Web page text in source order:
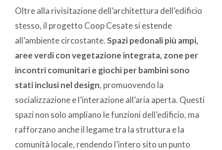
Oltre alla rivisitazione dell’architettura dell’edificio
stesso, il progetto Coop Cesate si estende
all’ambiente circostante.Spazi pedonali più ampi,
aree verdi con vegetazione integrata, zone per
incontri comunitari e giochi per bambini sono
stati inclusi nel design, promuovendo la
socializzazione e l’interazione all’aria aperta. Questi
spazi non solo ampliano le funzioni dell’edificio, ma
rafforzano anche il legame tra la struttura e la
comunità locale, rendendo l’intero sito un punto